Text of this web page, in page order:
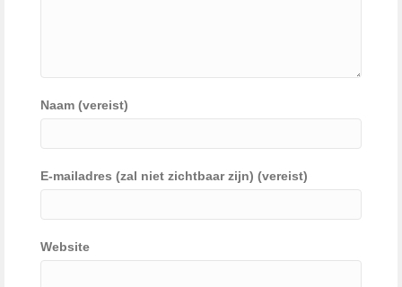
Naam (vereist)
E-mailadres (zal niet zichtbaar zijn) (vereist)
Website